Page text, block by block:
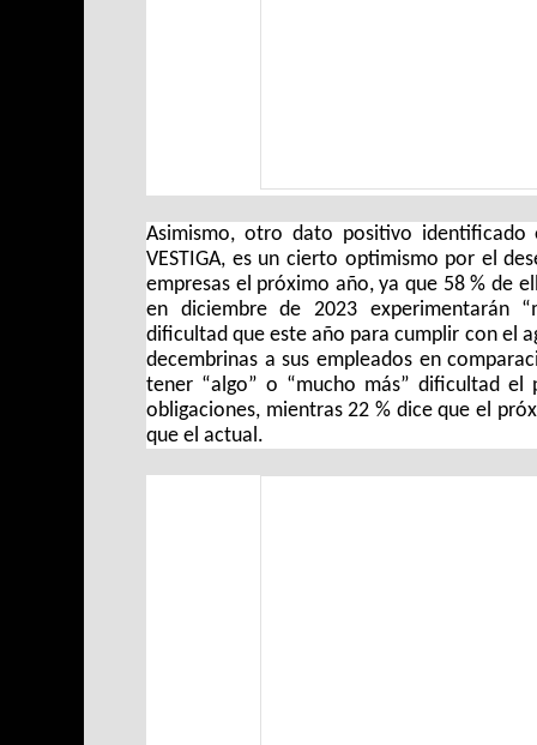
Asimismo, otro dato positivo
VESTIGA, es un cierto optimismo por el
empresas el próximo año, ya que 58 % de
en diciembre de 2023 experimentarán
dificultad que este año para cumplir con el
decembrinas a sus empleados en
tener “algo” o “mucho más” dificultad el
obligaciones, mientras 22 % dice que el
que el actual.